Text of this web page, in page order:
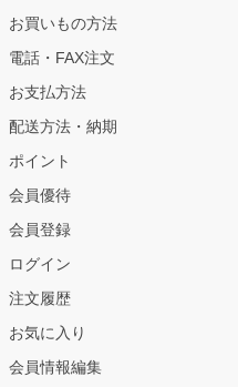
お買いもの方法
電話・FAX注文
お支払方法
配送方法・納期
ポイント
会員優待
会員登録
ログイン
注文履歴
お気に入り
会員情報編集